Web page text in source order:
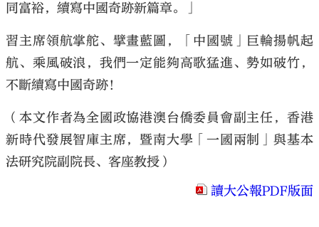
同富裕，續寫中國奇跡新篇章。」
習主席領航掌舵、擘畫藍圖，「中國號」巨輪揚帆起
航、乘風破浪，我們一定能夠高歌猛進、勢如破竹，
不斷續寫中國奇跡！
（本文作者為全國政協港澳台僑委員會副主任，香港
新時代發展智庫主席，暨南大學「一國兩制」與基本
法研究院副院長、客座教授）
讀大公報PDF版面